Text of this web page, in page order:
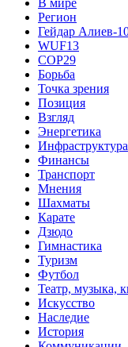
В мире
Регион
Гейдар Алиев-
WUF13
COP29
Борьба
Точка зрения
Позиция
Взгляд
Энергетика
Инфраструктура
Финансы
Транспорт
Мнения
Шахматы
Карате
Дзюдо
Гимнастика
Туризм
Футбол
Театр, музыка,
Искусство
Наследие
История